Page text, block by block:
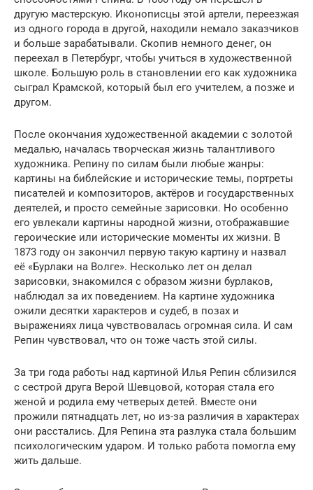
другую мастерскую. Иконописцы этой артели, переезжая
из одного города в другой, находили немало заказчиков
и больше зарабатывали. Скопив немного денег, он
переехал в Петербург, чтобы учиться в художественной
школе. Большую роль в становлении его как художника
сыграл Крамской, который был его учителем, а позже и
другом.
После окончания художественной академии с золотой
медалью, началась творческая жизнь талантливого
художника. Репину по силам были любые жанры:
картины на библейские и исторические темы, портреты
писателей и композиторов, актёров и государственных
деятелей, и просто семейные зарисовки. Но особенно
его увлекали картины народной жизни, отображавшие
героические или исторические моменты их жизни. В
1873 году он закончил первую такую картину и назвал
её «Бурлаки на Волге». Несколько лет он делал
зарисовки, знакомился с образом жизни бурлаков,
наблюдал за их поведением. На картине художника
ожили десятки характеров и судеб, в позах и
выражениях лица чувствовалась огромная сила. И сам
Репин чувствовал, что он тоже часть этой силы.
За три года работы над картиной Илья Репин сблизился
с сестрой друга Верой Шевцовой, которая стала его
женой и родила ему четверых детей. Вместе они
прожили пятнадцать лет, но из-за различия в характерах
они расстались. Для Репина эта разлука стала большим
психологическим ударом. И только работа помогла ему
жить дальше.